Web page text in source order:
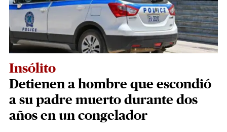
Insólito
Detienen a hombre que escondió
a su padre muerto durante dos
años en un congelador